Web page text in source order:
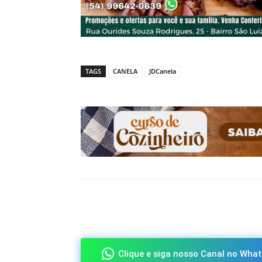
TAGS CANELA JDCanela
Clique e siga nosso Canal no